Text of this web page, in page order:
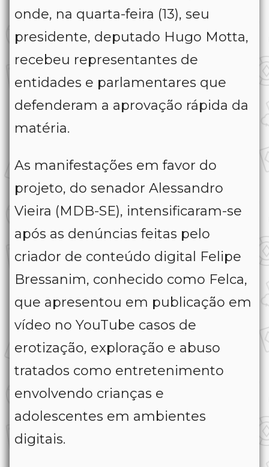
onde, na quarta-feira (13), seu
presidente, deputado Hugo Motta,
recebeu representantes de
entidades e parlamentares que
defenderam a aprovação rápida da
matéria.
As manifestações em favor do
projeto, do senador Alessandro
Vieira (MDB-SE), intensificaram-se
após as denúncias feitas pelo
criador de conteúdo digital Felipe
Bressanim, conhecido como Felca,
que apresentou em publicação em
vídeo no YouTube casos de
erotização, exploração e abuso
tratados como entretenimento
envolvendo crianças e
adolescentes em ambientes
digitais.